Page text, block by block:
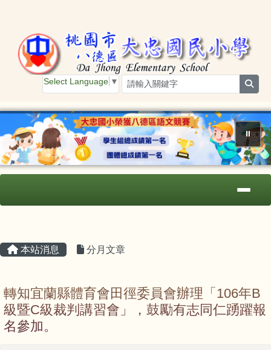
Select Language ▼
⏸
本站消息 分月文章
轉知宜蘭縣體育會田徑委員會辦理「106年B
級暨C級裁判講習會」，鼓勵有志同仁踴躍報
名參加。